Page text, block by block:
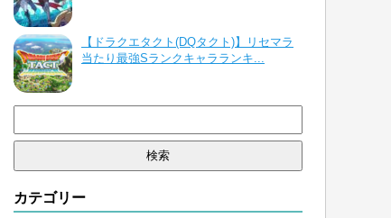
【ドラクエタクト(DQタクト)】リセマラ
当たり最強Sランクキャラランキ...
索:
カテゴリー